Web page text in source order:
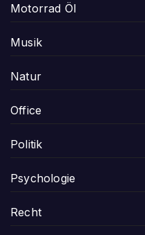
Motorrad Öl
Musik
Natur
Office
Politik
Psychologie
Recht